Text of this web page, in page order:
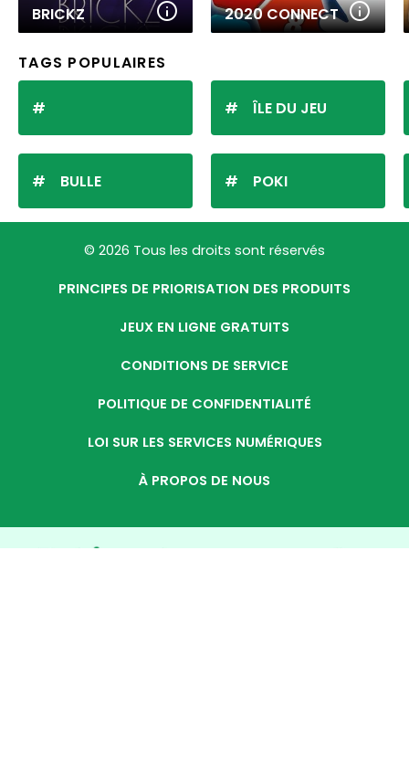
BRICKZ 2020 CONNECT
TAGS POPULAIRES
BULLE
ÎLE DU JEU
POKI
© 2026 Tous les droits sont réservés
PRINCIPES DE PRIORISATION DES PRODUITS
JEUX EN LIGNE GRATUITS
CONDITIONS DE SERVICE
POLITIQUE DE CONFIDENTIALITÉ
LOI SUR LES SERVICES NUMÉRIQUES
À PROPOS DE NOUS